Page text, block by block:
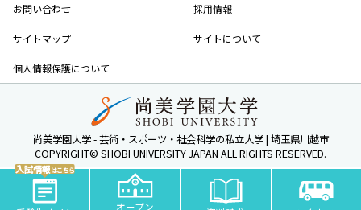
入試情報はこちら
オープン
お問い合わせ 採用情報
サイトマップ サイトについて
個人情報保護について
尚美学園大学 - 芸術・スポーツ・社会科学の私立大学 | 埼玉県川越市
COPYRIGHT© SHOBI UNIVERSITY JAPAN ALL RIGHTS RESERVED.